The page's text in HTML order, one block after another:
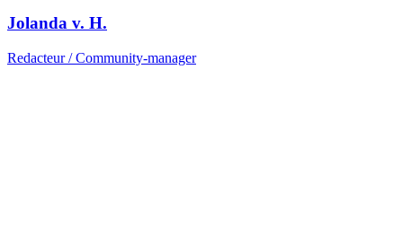
Jolanda v. H.
Redacteur / Community-manager